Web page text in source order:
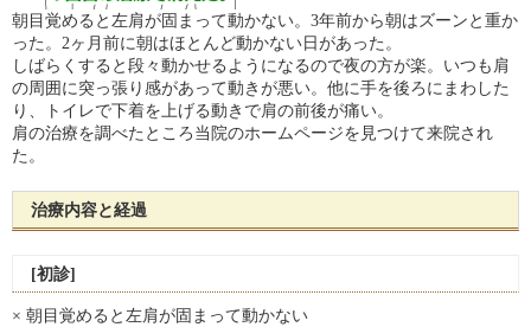
朝目覚めると左肩が固まって動かない。3年前から朝はズーンと重か
った。2ヶ月前に朝はほとんど動かない日があった。
しばらくすると段々動かせるようになるので夜の方が楽。いつも肩
の周囲に突っ張り感があって動きが悪い。他に手を後ろにまわした
り、トイレで下着を上げる動きで肩の前後が痛い。
肩の治療を調べたところ当院のホームページを見つけて来院され
た。
治療内容と経過
[初診]
× 朝目覚めると左肩が固まって動かない